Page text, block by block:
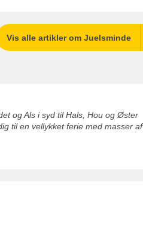
Vis alle artikler om Juelsminde
og Als i syd til Hals, Hou og Øster
til en vellykket ferie med masser af